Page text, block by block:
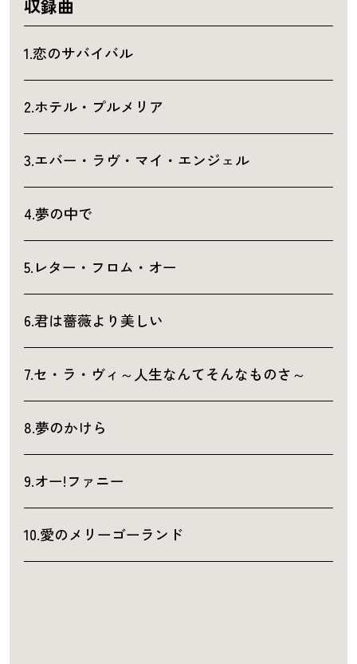
収録曲
1.恋のサバイバル
2.ホテル・プルメリア
3.エバー・ラヴ・マイ・エンジェル
4.夢の中で
5.レター・フロム・オー
6.君は薔薇より美しい
7.セ・ラ・ヴィ～人生なんてそんなものさ～
8.夢のかけら
9.オー!ファニー
10.愛のメリーゴーランド